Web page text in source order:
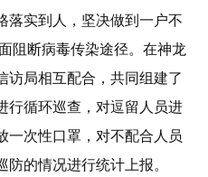
落实到人，坚决做到一户不
阻断病毒传染途径。在神龙
访局相互配合，共同组建了
行循环巡查，对逗留人员进
一次性口罩，对不配合人员
的情况进行统计上报。